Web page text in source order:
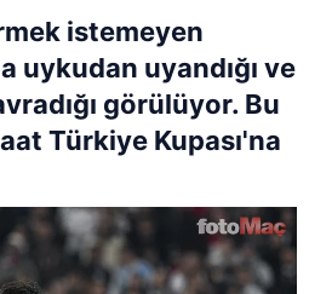
istemeyen
uykudan uyandığı ve
görülüyor. Bu
Türkiye Kupası'na